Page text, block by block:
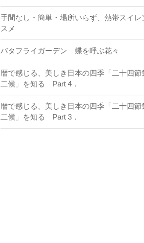
手間なし・簡単・場所いらず、熱帯スイレ
スメ
バタフライガーデン 蝶を呼ぶ花々
暦で感じる、美しき日本の四季「二十四節
二候」を知る Part 4．
暦で感じる、美しき日本の四季「二十四節
二候」を知る Part 3．